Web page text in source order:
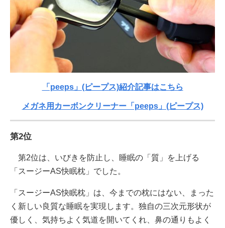
「peeps」(ピープス)紹介記事はこちら
メガネ用カーボンクリーナー「peeps」(ピープス)
第2位
第2位は、いびきを防止し、睡眠の「質」を上げる
「スージーAS快眠枕」でした。
「スージーAS快眠枕」は、今までの枕にはない、まった
く新しい良質な睡眠を実現します。独自の三次元形状が
優しく、気持ちよく気道を開いてくれ、鼻の通りもよく